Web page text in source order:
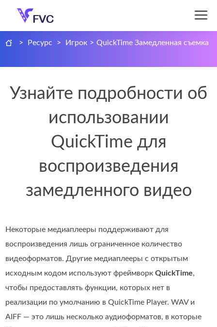
> Ресурс > Игрок > QuickTime Замедленная съемка
Узнайте подробности об
использовании
QuickTime для
воспроизведения
замедленного видео
Некоторые медиаплееры поддерживают для
воспроизведения лишь ограниченное количество
видеоформатов. Другие медиаплееры с открытым
исходным кодом используют фреймворкQuickTime,
чтобы предоставлять функции, которых нет в
реализации по умолчанию в QuickTime Player. WAV и
AIFF — это лишь несколько аудиоформатов, в которые